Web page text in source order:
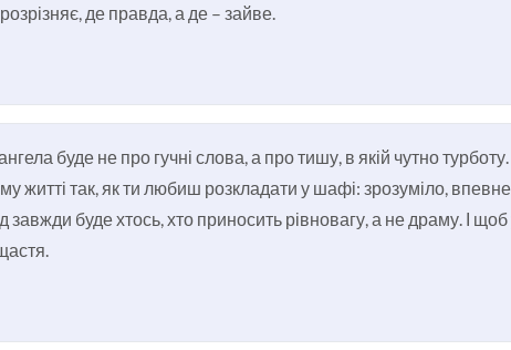
де правда, а де – зайве.
буде не про гучні слова, а про тишу, в якій чутно
житті так, як ти любиш розкладати у шафі: зрозуміло,
завжди буде хтось, хто приносить рівновагу, а не драму. І